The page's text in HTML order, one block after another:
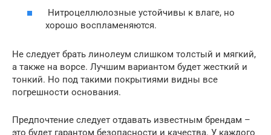
Нитроцеллюлозные устойчивы к влаге, но
хорошо воспламеняются.
Не следует брать линолеум слишком толстый и мягкий,
а также на ворсе. Лучшим вариантом будет жесткий и
тонкий. Но под такими покрытиями видны все
погрешности основания.
Предпочтение следует отдавать известным брендам –
это будет гарантом безопасности и качества. У каждого